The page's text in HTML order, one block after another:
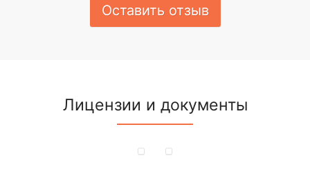
Оставить отзыв
Лицензии и документы